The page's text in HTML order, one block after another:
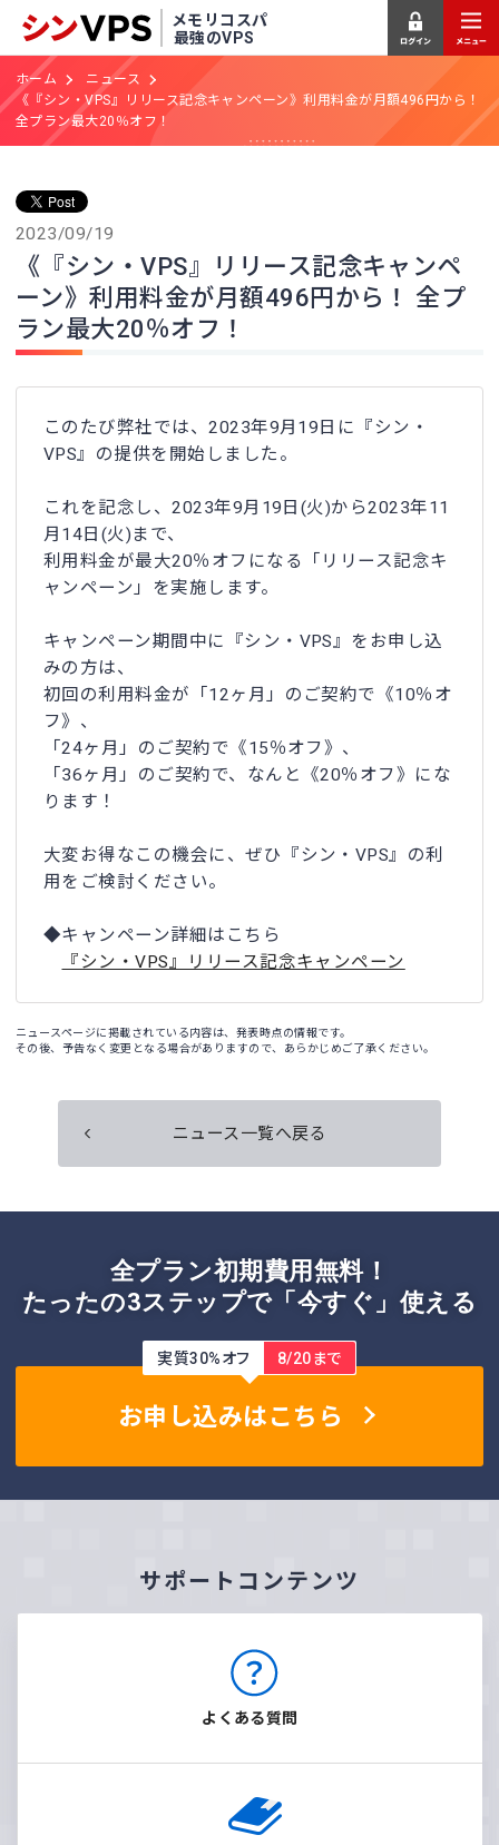
メモリコスパ
最強のVPS
ホーム
ニュース
《『シン・VPS』リリース記念キャンペーン》利用料金が月額496円から！
全プラン最大20％オフ！
2023/09/19
《『シン・VPS』リリース記念キャンペ
ーン》利用料金が月額496円から！ 全プ
ラン最大20％オフ！
このたび弊社では、2023年9月19日に『シン・
VPS』の提供を開始しました。
これを記念し、2023年9月19日(火)から2023年11
月14日(火)まで、
利用料金が最大20％オフになる「リリース記念キ
ャンペーン」を実施します。
キャンペーン期間中に『シン・VPS』をお申し込
みの方は、
初回の利用料金が「12ヶ月」のご契約で《10％オ
フ》、
「24ヶ月」のご契約で《15％オフ》、
「36ヶ月」のご契約で、なんと《20％オフ》にな
ります！
大変お得なこの機会に、ぜひ『シン・VPS』の利
用をご検討ください。
◆キャンペーン詳細はこちら
『シン・VPS』リリース記念キャンペーン
ニュースページに掲載されている内容は、発表時点の情報です。
その後、予告なく変更となる場合がありますので、あらかじめご了承ください。
ニュース一覧へ戻る
全プラン初期費用無料！
たったの3ステップで「今すぐ」使える
実質30%オフ 8/20まで
お申し込みはこちら
サポートコンテンツ
よくある質問